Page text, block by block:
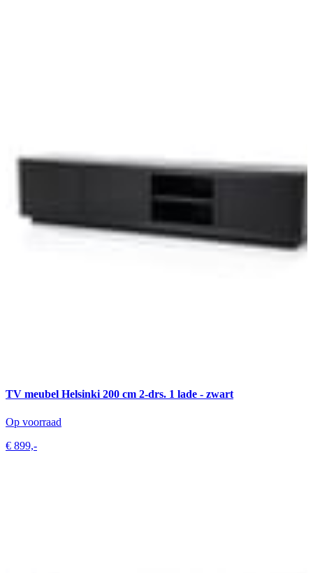
TV meubel Helsinki 200 cm 2-drs. 1 lade - zwart
Op voorraad
€ 899,-